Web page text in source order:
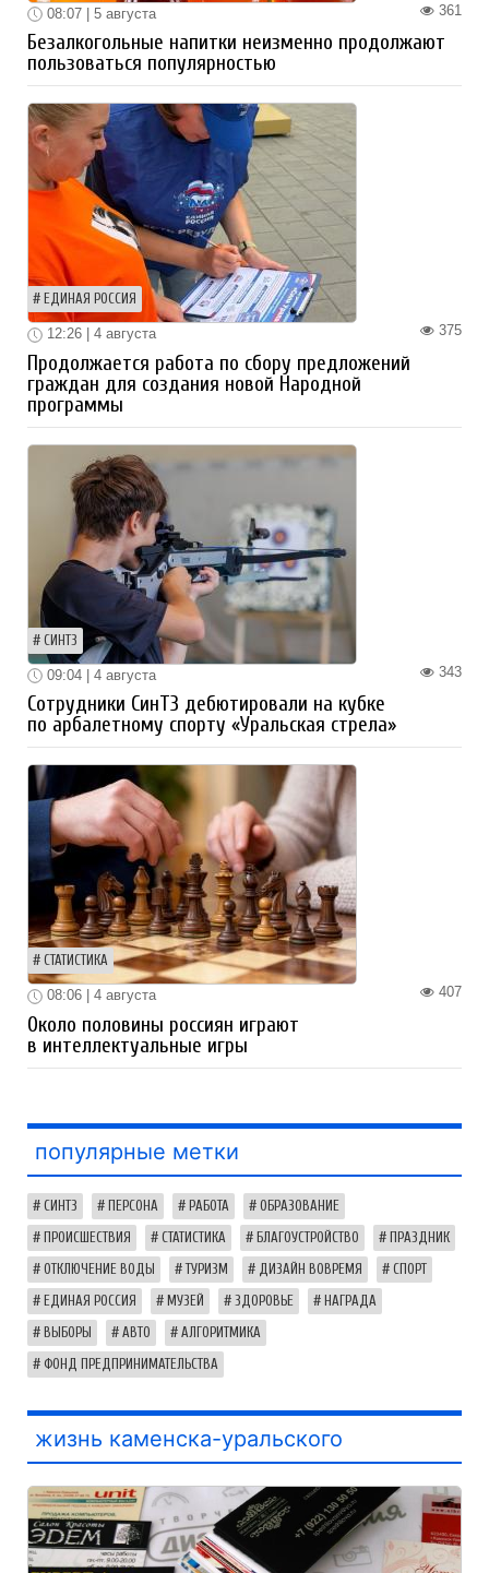
361
08:07 | 5 августа
Безалкогольные напитки неизменно продолжают
пользоваться популярностью
ЕДИНАЯ РОССИЯ
375
12:26 | 4 августа
Продолжается работа по сбору предложений
граждан для создания новой Народной
программы
СИНТЗ
343
09:04 | 4 августа
Сотрудники СинТЗ дебютировали на кубке
по арбалетному спорту «Уральская стрела»
СТАТИСТИКА
407
08:06 | 4 августа
Около половины россиян играют
в интеллектуальные игры
популярные метки
СИНТЗ ПЕРСОНА РАБОТА ОБРАЗОВАНИЕ
ПРОИСШЕСТВИЯ СТАТИСТИКА БЛАГОУСТРОЙСТВО ПРАЗДНИК
ОТКЛЮЧЕНИЕ ВОДЫ ТУРИЗМ ДИЗАЙН ВОВРЕМЯ СПОРТ
ЕДИНАЯ РОССИЯ МУЗЕЙ ЗДОРОВЬЕ НАГРАДА
ВЫБОРЫ АВТО АЛГОРИТМИКА
ФОНД ПРЕДПРИНИМАТЕЛЬСТВА
жизнь каменска-уральского